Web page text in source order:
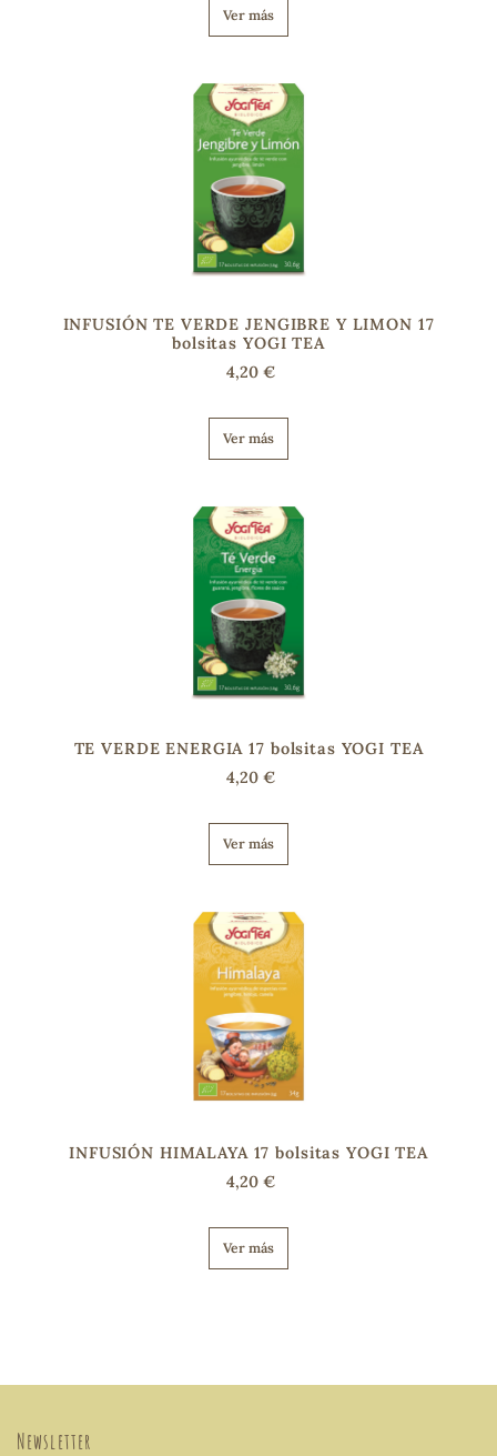
Ver más
INFUSIÓN TE VERDE JENGIBRE Y LIMON 17
bolsitas YOGI TEA
4,20 €
Ver más
TE VERDE ENERGIA 17 bolsitas YOGI TEA
4,20 €
Ver más
INFUSIÓN HIMALAYA 17 bolsitas YOGI TEA
4,20 €
Ver más
Newsletter